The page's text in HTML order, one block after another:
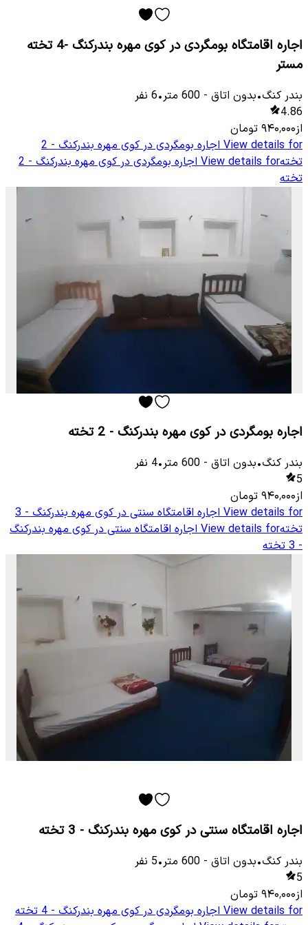
اجاره اقامتگاه بومگردی در کوی مهره بندرکنگ -4 تخته
مستر
بندر کنگ•بدون اتاق -
600 متر•
6 نفر
4.86
از۹۴۰٬۰۰۰ تومان
View details for
اجاره بومگردی در کوی مهره بندرکنگ - 2
تختهView details for
اجاره بومگردی در کوی مهره بندرکنگ - 2
تخته
اجاره بومگردی در کوی مهره بندرکنگ - 2 تخته
بندر کنگ•بدون اتاق -
600 متر•
4 نفر
5
از۹۴۰٬۰۰۰ تومان
View details for
اجاره اقامتگاه سنتی در کوی مهره بندرکنگ - 3
تختهView details for اجاره اقامتگاه سنتی در کوی مهره بندرکنگ
- 3 تخته
اجاره اقامتگاه سنتی در کوی مهره بندرکنگ - 3 تخته
بندر کنگ•بدون اتاق -
600 متر•
5 نفر
5
از۹۴۰٬۰۰۰ تومان
View details for
اجاره بومگردی در کوی مهره بندرکنگ - 4 تخته